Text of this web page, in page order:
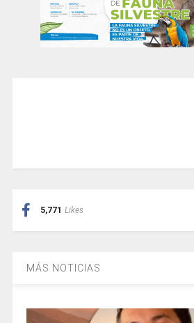
5,771 Likes
MÁS NOTICIAS